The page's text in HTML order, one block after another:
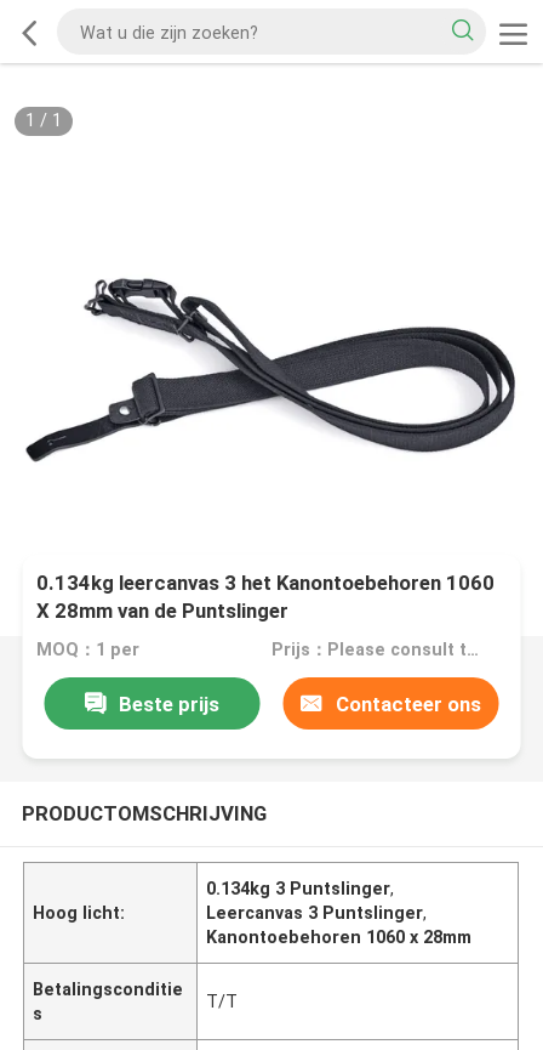
1 / 1
0.134kg leercanvas 3 het Kanontoebehoren 1060
X 28mm van de Puntslinger
MOQ：1 per Prijs：Please consult the sales representative for details.
Beste prijs Contacteer ons
PRODUCTOMSCHRIJVING
Hoog licht:
0.134kg 3 Puntslinger,
Leercanvas 3 Puntslinger,
Kanontoebehoren 1060 x 28mm
Betalingsconditie
s
T/T